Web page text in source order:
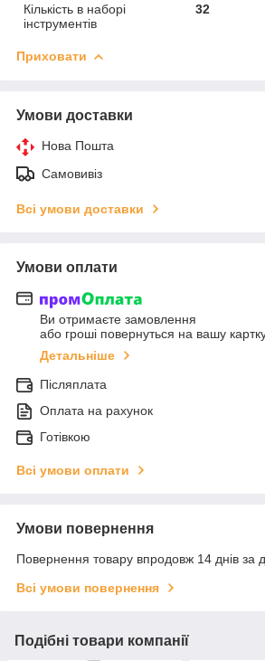
Кількість в наборі
інструментів
32
Приховати
Умови доставки
Нова Пошта
Самовивіз
Всі умови доставки
Умови оплати
Ви отримаєте замовлення
або гроші повернуться на вашу
Детальніше
Післяплата
Оплата на рахунок
Готівкою
Всі умови оплати
Умови повернення
Повернення товару впродовж 14 днів за
Всі умови повернення
Подібні товари компанії